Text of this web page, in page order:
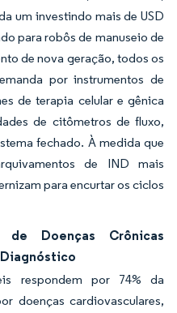
um investindo mais de USD
para robôs de manuseio de
de nova geração, todos os
por instrumentos de
de terapia celular e gênica
de citômetros de fluxo,
fechado. À medida que
de IND mais
para encurtar os ciclos
de Doenças Crônicas
respondem por 74% da
doenças cardiovasculares,